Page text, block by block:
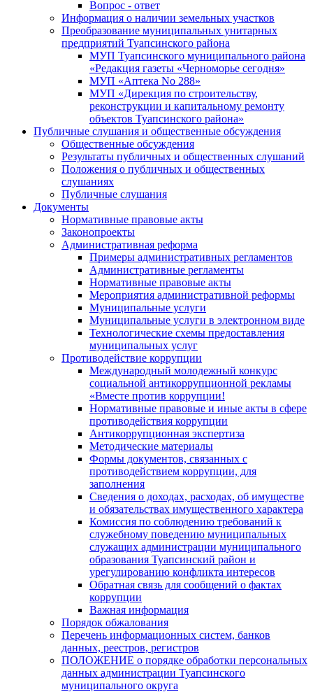
Вопрос - ответ
Информация о наличии земельных участков
Преобразование муниципальных унитарных
предприятий Туапсинского района
МУП Туапсинского муниципального района
«Редакция газеты «Черноморье сегодня»
МУП «Аптека No 288»
МУП «Дирекция по строительству,
реконструкции и капитальному ремонту
объектов Туапсинского района»
Публичные слушания и общественные обсуждения
Общественные обсуждения
Результаты публичных и общественных слушаний
Положения о публичных и общественных
слушаниях
Публичные слушания
Документы
Нормативные правовые акты
Законопроекты
Административная реформа
Примеры административных регламентов
Административные регламенты
Нормативные правовые акты
Мероприятия административной реформы
Муниципальные услуги
Муниципальные услуги в электронном виде
Технологические схемы предоставления
муниципальных услуг
Противодействие коррупции
Международный молодежный конкурс
социальной антикоррупционной рекламы
«Вместе против коррупции!
Нормативные правовые и иные акты в сфере
противодействия коррупции
Антикоррупционная экспертиза
Методические материалы
Формы документов, связанных с
противодействием коррупции, для
заполнения
Сведения о доходах, расходах, об имуществе
и обязательствах имущественного характера
Комиссия по соблюдению требований к
служебному поведению муниципальных
служащих администрации муниципального
образования Туапсинский район и
урегулированию конфликта интересов
Обратная связь для сообщений о фактах
коррупции
Важная информация
Порядок обжалования
Перечень информационных систем, банков
данных, реестров, регистров
ПОЛОЖЕНИЕ о порядке обработки персональных
данных администрации Туапсинского
муниципального округа